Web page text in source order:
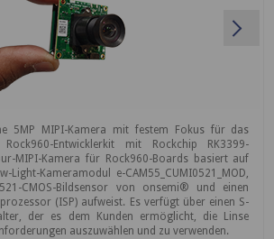
5MP MIPI-Kamera mit festem Fokus für das
Rock960-Entwicklerkit mit Rockchip RK3399-
MIPI-Kamera für Rock960-Boards basiert auf
Light-Kameramodul e-CAM55_CUMI0521_MOD,
CMOS-Bildsensor von onsemi® und einen
(ISP) aufweist. Es verfügt über einen S-
der es dem Kunden ermöglicht, die Linse
auszuwählen und zu verwenden.